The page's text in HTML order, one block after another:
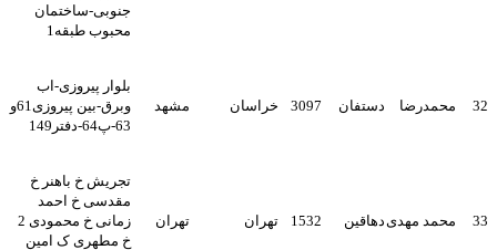
جنوبی-ساختمان
محبوب طبقه1
32 محمدرضا دستفان 3097 خراسان مشهد
بلوار پیروزی-اب
وبرق-بین پیروزی61و
63-پ64-دفتر149
33 محمد مهدی دهاقین 1532 تهران تهران
تجریش خ باهنر خ
مقدسی خ احمد
زمانی خ محمودی 2
خ مطهری ک امین